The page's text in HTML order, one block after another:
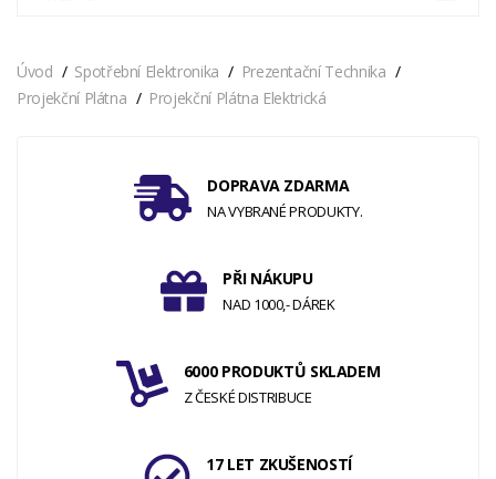
Úvod Spotřební Elektronika
Prezentační Technika
Projekční Plátna
Projekční Plátna Elektrická
DOPRAVA ZDARMA
NA VYBRANÉ PRODUKTY.
PŘI NÁKUPU
NAD 1000,- DÁREK
6000 PRODUKTŮ SKLADEM
Z ČESKÉ DISTRIBUCE
17 LET ZKUŠENOSTÍ